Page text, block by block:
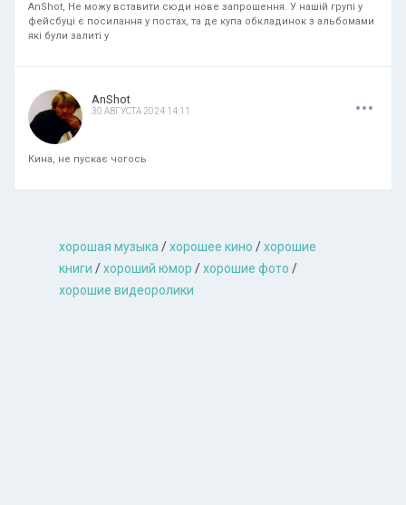
AnShot, Не можу вставити сюди нове запрошення. У нашій групі у
фейсбуці є посилання у постах, та де купа обкладинок з альбомами
які були залиті у
AnShot
30 АВГУСТА 2024 14:11 ...
Кина, не пускає чогось
хорошая музыкa /хорошее кино /хорошие
книги /хороший юмор /хорошие фото /
хорошие видеоролики